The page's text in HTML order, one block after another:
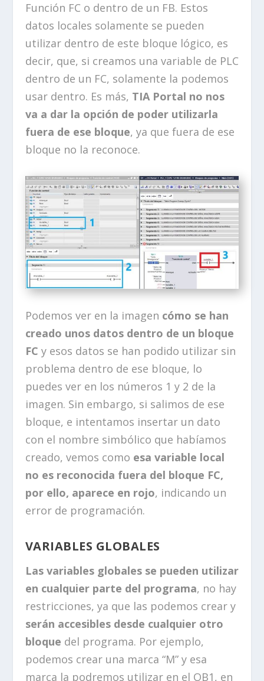
Función FC o dentro de un FB. Estos
datos locales solamente se pueden
utilizar dentro de este bloque lógico, es
decir, que, si creamos una variable de PLC
dentro de un FC, solamente la podemos
usar dentro. Es más, TIA Portal no nos
va a dar la opción de poder utilizarla
fuera de ese bloque, ya que fuera de ese
bloque no la reconoce.
Podemos ver en la imagen cómo se han
creado unos datos dentro de un bloque
FC y esos datos se han podido utilizar sin
problema dentro de ese bloque, lo
puedes ver en los números 1 y 2 de la
imagen. Sin embargo, si salimos de ese
bloque, e intentamos insertar un dato
con el nombre simbólico que habíamos
creado, vemos como esa variable local
no es reconocida fuera del bloque FC,
por ello, aparece en rojo, indicando un
error de programación.
VARIABLES GLOBALES
Las variables globales se pueden utilizar
en cualquier parte del programa, no hay
restricciones, ya que las podemos crear y
serán accesibles desde cualquier otro
bloque del programa. Por ejemplo,
podemos crear una marca “M” y esa
marca la podremos utilizar en el OB1, en